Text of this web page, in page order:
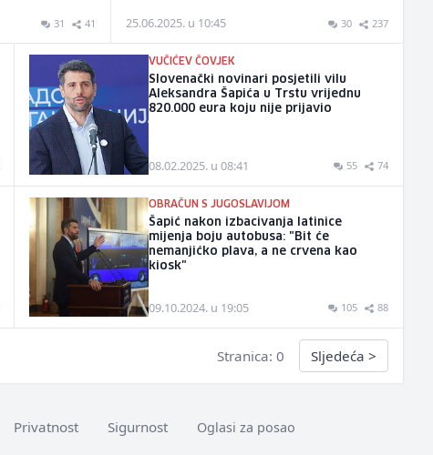
31 41 25.06.2025. u 10:45 30 237
VUČIĆEV ČOVJEK
Slovenački novinari posjetili vilu
Aleksandra Šapića u Trstu vrijednu
820.000 eura koju nije prijavio
08.02.2025. u 08:41 55 74
OBRAČUN S JUGOSLAVIJOM
Šapić nakon izbacivanja latinice
mijenja boju autobusa: "Bit će
nemanjićko plava, a ne crvena kao
kiosk"
09.10.2024. u 19:05 105 88
Stranica: 0 Sljedeća >
Privatnost Sigurnost Oglasi za posao